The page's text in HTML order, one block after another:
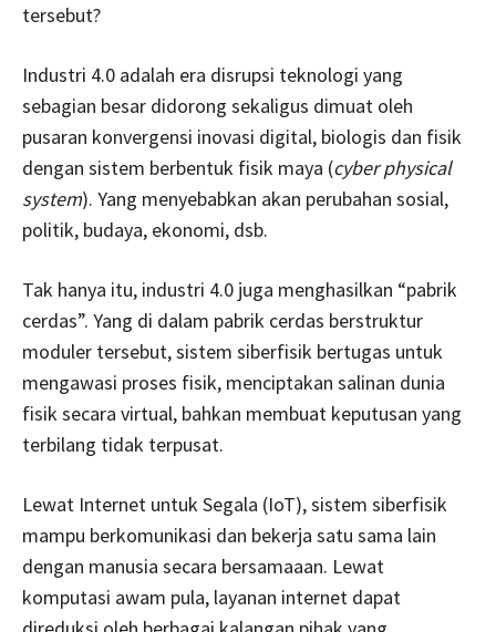
tersebut?
Industri 4.0 adalah era disrupsi teknologi yang
sebagian besar didorong sekaligus dimuat oleh
pusaran konvergensi inovasi digital, biologis dan fisik
dengan sistem berbentuk fisik maya (cyber physical
system). Yang menyebabkan akan perubahan sosial,
politik, budaya, ekonomi, dsb.
Tak hanya itu, industri 4.0 juga menghasilkan “pabrik
cerdas”. Yang di dalam pabrik cerdas berstruktur
moduler tersebut, sistem siberfisik bertugas untuk
mengawasi proses fisik, menciptakan salinan dunia
fisik secara virtual, bahkan membuat keputusan yang
terbilang tidak terpusat.
Lewat Internet untuk Segala (IoT), sistem siberfisik
mampu berkomunikasi dan bekerja satu sama lain
dengan manusia secara bersamaaan. Lewat
komputasi awam pula, layanan internet dapat